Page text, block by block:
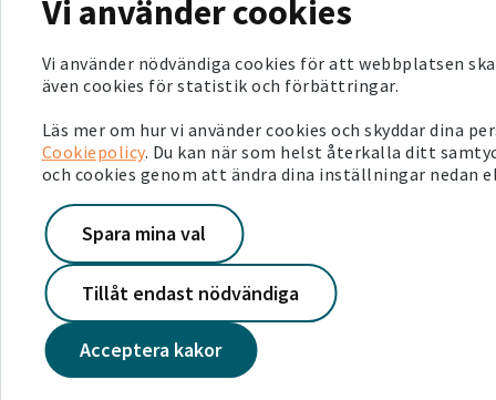
Vi använder cookies
Vi använder nödvändiga cookies för att webbplatsen
även cookies för statistik och förbättringar.
Läs mer om hur vi använder cookies och skyddar dina
Cookiepolicy. Du kan när som helst återkalla ditt
och cookies genom att ändra dina inställningar nedan
Acceptera kakor
Spara mina val
Tillåt endast nödvändiga
Kontakta oss
010-210 22 00
kundservice@victoriahem.se
Våra telefontider
Våra besökstider
För hyresgäster
Mina sidor
Serviceanmälan